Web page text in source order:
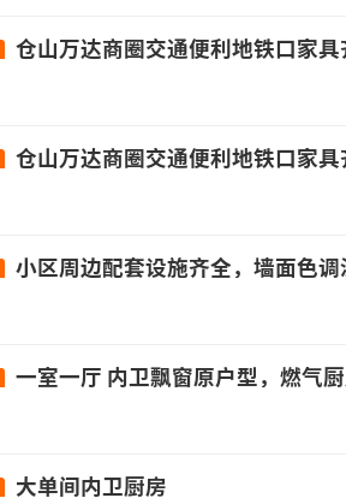
仓山万达商圈交通便利地铁口家
仓山万达商圈交通便利地铁口家
小区周边配套设施齐全，墙面色调温馨，干
一室一厅 内卫飘窗原户型，燃气
大单间内卫厨房